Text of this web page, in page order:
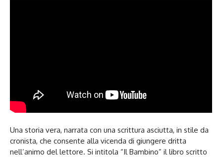
Una storia vera, narrata con una scrittura asciutta, in stile da
cronista, che consente alla vicenda di giungere dritta
nell’animo del lettore. Si intitola “Il Bambino” il libro scritto